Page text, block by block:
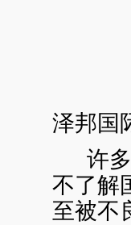
泽邦
许
不了解
至被不